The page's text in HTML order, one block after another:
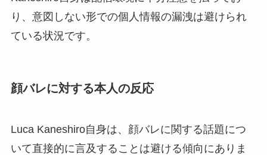
り、意図しない形での個人情報の漏洩は避けられ
ている状況です。
顔バレに対する本人の反応
Luca Kaneshiro自身は、顔バレに関する話題につ
いて直接的に言及することは避ける傾向にありま